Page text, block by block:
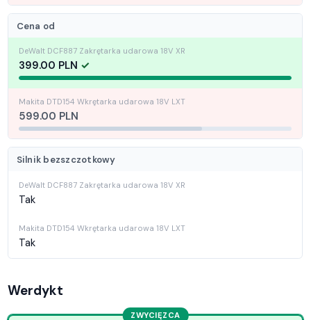
Cena od
399.00 PLN
599.00 PLN
Silnik bezszczotkowy
Tak
Tak
Werdykt
ZWYCIĘZCA